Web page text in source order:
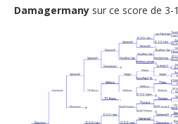
Damagermany sur ce score de 3-1